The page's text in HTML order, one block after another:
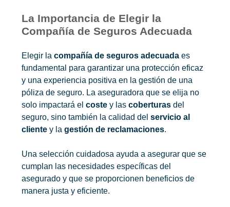
La Importancia de Elegir la
Compañía de Seguros Adecuada
Elegir la compañía de seguros adecuada es
fundamental para garantizar una protección eficaz
y una experiencia positiva en la gestión de una
póliza de seguro. La aseguradora que se elija no
solo impactará el coste y las coberturas del
seguro, sino también la calidad del servicio al
cliente y la gestión de reclamaciones.
Una selección cuidadosa ayuda a asegurar que se
cumplan las necesidades específicas del
asegurado y que se proporcionen beneficios de
manera justa y eficiente.